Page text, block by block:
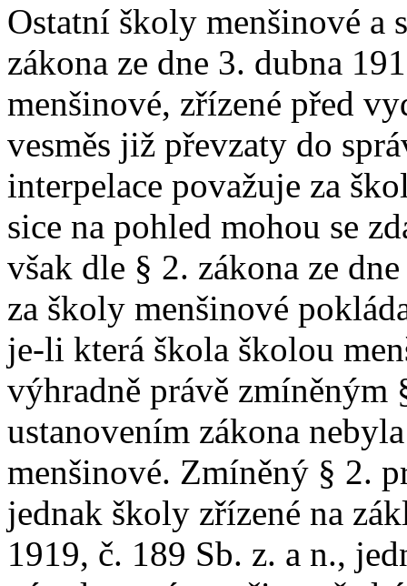
Ostatní školy menšinové a
zákona ze dne 3. dubna
menšinové, zřízené před
vesměs již převzaty do
interpelace považuje za
sice na pohled mohou se
však dle § 2. zákona ze
za školy menšinové
je-li která škola školou
výhradně právě zmíněným
ustanovením zákona
menšinové. Zmíněný § 2.
jednak školy zřízené na
1919, č. 189 Sb. z. a n.,